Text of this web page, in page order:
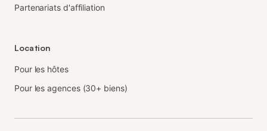
Partenariats d'affiliation
Location
Pour les hôtes
Pour les agences (30+ biens)